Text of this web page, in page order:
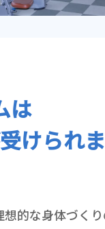
は
けられ
的な身体づくり